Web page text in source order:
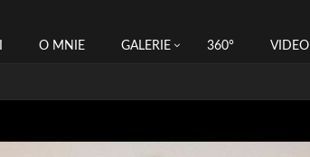
O MNIE GALERIE 360° VIDEO